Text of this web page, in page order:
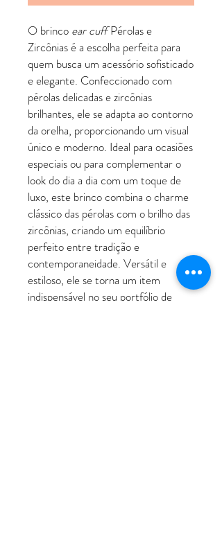
O brinco ear cuffPérolas e
Zircônias é a escolha perfeita para
quem busca um acessório sofisticado
e elegante. Confeccionado com
pérolas delicadas e zircônias
brilhantes, ele se adapta ao contorno
da orelha, proporcionando um visual
único e moderno. Ideal para ocasiões
especiais ou para complementar o
look do dia a dia com um toque de
luxo, este brinco combina o charme
clássico das pérolas com o brilho das
zircônias, criando um equilíbrio
perfeito entre tradição e
contemporaneidade. Versátil e
estiloso, ele se torna um item
indispensável no seu portfólio de